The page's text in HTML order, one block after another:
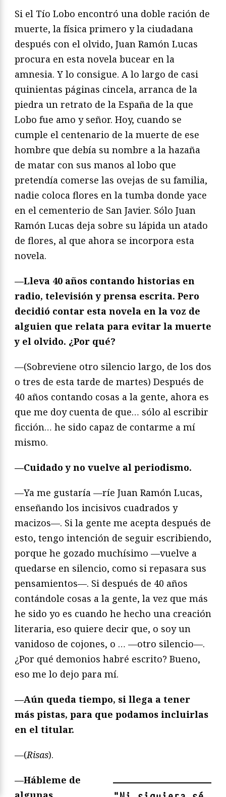
Si el Tío Lobo encontró una doble ración de
muerte, la física primero y la ciudadana
después con el olvido, Juan Ramón Lucas
procura en esta novela bucear en la
amnesia. Y lo consigue. A lo largo de casi
quinientas páginas cincela, arranca de la
piedra un retrato de la España de la que
Lobo fue amo y señor. Hoy, cuando se
cumple el centenario de la muerte de ese
hombre que debía su nombre a la hazaña
de matar con sus manos al lobo que
pretendía comerse las ovejas de su familia,
nadie coloca flores en la tumba donde yace
en el cementerio de San Javier. Sólo Juan
Ramón Lucas deja sobre su lápida un atado
de flores, al que ahora se incorpora esta
novela.
—Lleva 40 años contando historias en
radio, televisión y prensa escrita. Pero
decidió contar esta novela en la voz de
alguien que relata para evitar la muerte
y el olvido. ¿Por qué?
—(Sobreviene otro silencio largo, de los dos
o tres de esta tarde de martes) Después de
40 años contando cosas a la gente, ahora es
que me doy cuenta de que… sólo al escribir
ficción… he sido capaz de contarme a mí
mismo.
—Cuidado y no vuelve al periodismo.
—Ya me gustaría —ríe Juan Ramón Lucas,
enseñando los incisivos cuadrados y
macizos—. Si la gente me acepta después de
esto, tengo intención de seguir escribiendo,
porque he gozado muchísimo —vuelve a
quedarse en silencio, como si repasara sus
pensamientos—. Si después de 40 años
contándole cosas a la gente, la vez que más
he sido yo es cuando he hecho una creación
literaria, eso quiere decir que, o soy un
vanidoso de cojones, o … —otro silencio—.
¿Por qué demonios habré escrito? Bueno,
eso me lo dejo para mí.
—Aún queda tiempo, si llega a tener
más pistas, para que podamos incluirlas
en el titular.
—(Risas).
—Hábleme de